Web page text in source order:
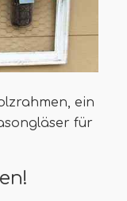
ein
für